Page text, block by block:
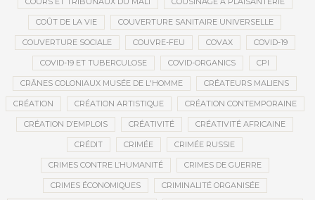
COÛT DE LA VIE COUVERTURE SANITAIRE UNIVERSELLE
COUVERTURE SOCIALE COUVRE-FEU COVAX COVID-19
COVID-19 ET TUBERCULOSE COVID-ORGANICS CPI
CRÂNES COLONIAUX MUSÉE DE L'HOMME CRÉATEURS MALIENS
CRÉATION CRÉATION ARTISTIQUE CRÉATION CONTEMPORAINE
CRÉATION D’EMPLOIS CRÉATIVITÉ CRÉATIVITÉ AFRICAINE
CRÉDIT CRIMÉE CRIMÉE RUSSIE
CRIMES CONTRE L’HUMANITÉ CRIMES DE GUERRE
CRIMES ÉCONOMIQUES CRIMINALITÉ ORGANISÉE